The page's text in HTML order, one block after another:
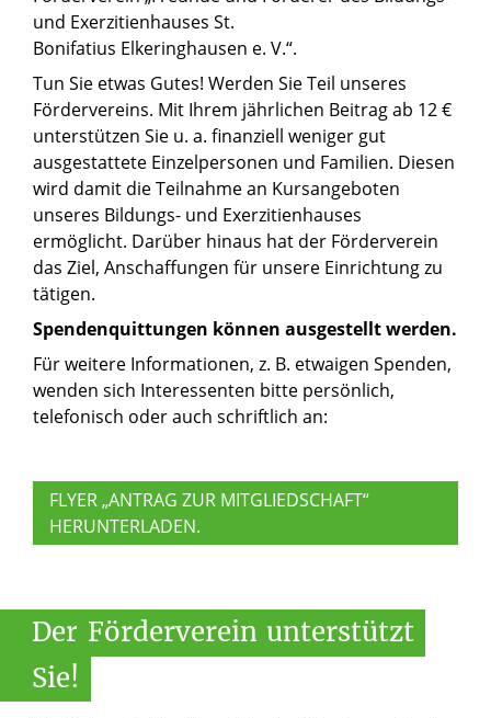
und Exerzitienhauses St.
Bonifatius Elkeringhausen e. V.“.
Tun Sie etwas Gutes! Werden Sie Teil unseres
Fördervereins. Mit Ihrem jährlichen Beitrag ab 12 €
unterstützen Sie u. a. finanziell weniger gut
ausgestattete Einzelpersonen und Familien. Diesen
wird damit die Teilnahme an Kursangeboten
unseres Bildungs- und Exerzitienhauses
ermöglicht. Darüber hinaus hat der Förderverein
das Ziel, Anschaffungen für unsere Einrichtung zu
tätigen.
Spendenquittungen können ausgestellt werden.
Für weitere Informationen, z. B. etwaigen Spenden,
wenden sich Interessenten bitte persönlich,
telefonisch oder auch schriftlich an:
FLYER „ANTRAG ZUR MITGLIEDSCHAFT“
HERUNTERLADEN.
Der Förderverein unterstützt
Sie!